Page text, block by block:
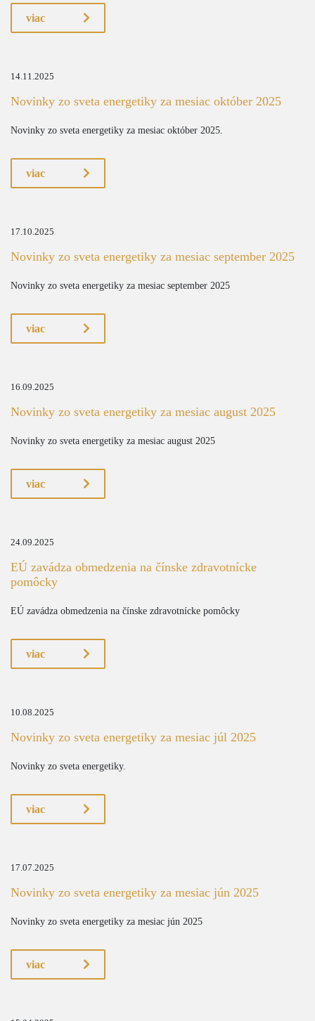
viac
14.11.2025
Novinky zo sveta energetiky za mesiac október 2025
Novinky zo sveta energetiky za mesiac október 2025.
viac
17.10.2025
Novinky zo sveta energetiky za mesiac september 2025
Novinky zo sveta energetiky za mesiac september 2025
viac
16.09.2025
Novinky zo sveta energetiky za mesiac august 2025
Novinky zo sveta energetiky za mesiac august 2025
viac
24.09.2025
EÚ zavádza obmedzenia na čínske zdravotnícke
pomôcky
EÚ zavádza obmedzenia na čínske zdravotnícke pomôcky
viac
10.08.2025
Novinky zo sveta energetiky za mesiac júl 2025
Novinky zo sveta energetiky.
viac
17.07.2025
Novinky zo sveta energetiky za mesiac jún 2025
Novinky zo sveta energetiky za mesiac jún 2025
viac